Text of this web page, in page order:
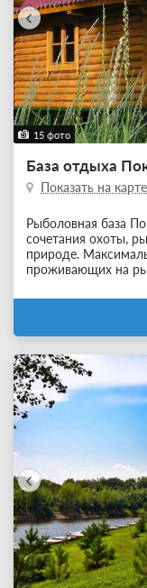
15 фото
База отдыха
Показать на карте
Рыболовная база
сочетания охоты,
природе.
проживающих на